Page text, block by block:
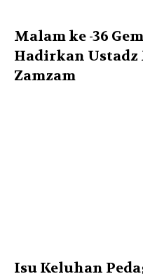
Malam ke -36
Hadirkan Ustadz
Zamzam
Isu Keluhan